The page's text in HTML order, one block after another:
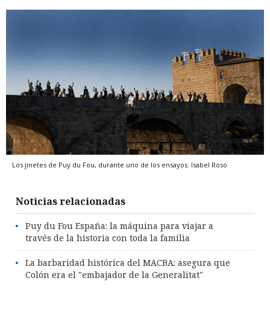
Los jinetes de Puy du Fou, durante uno de los ensayos. Isabel Roso
Noticias relacionadas
Puy du Fou España: la máquina para viajar a
través de la historia con toda la familia
La barbaridad histórica del MACBA: asegura que
Colón era el "embajador de la Generalitat"